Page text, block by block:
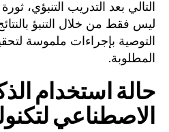
التالي بعد التدريب التنبؤي،
ليس فقط من خلال التنبؤ
التوصية بإجراءات ملموسة
المطلوبة.
حالة استخدام
الاصطناعي